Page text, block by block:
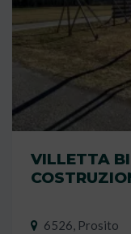
VILLETTA
6526, Prosito